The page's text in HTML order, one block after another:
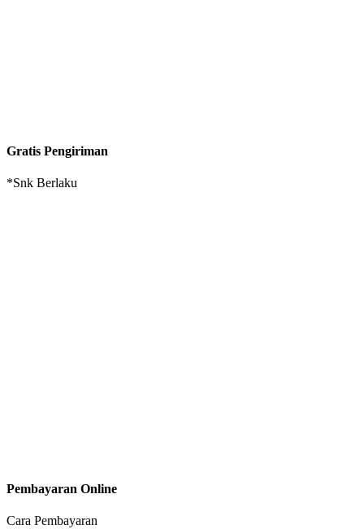
Gratis Pengiriman
*Snk Berlaku
Pembayaran Online
Cara Pembayaran